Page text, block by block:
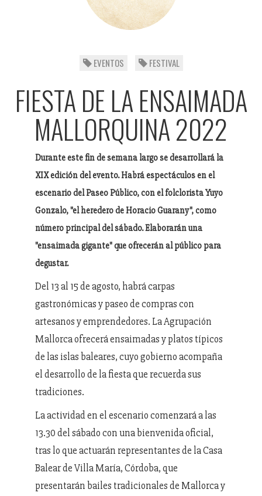
EVENTOS FESTIVAL
FIESTA DE LA ENSAIMADA
MALLORQUINA 2022
Durante este fin de semana largo se desarrollará la
XIX edición del evento. Habrá espectáculos en el
escenario del Paseo Público, con el folclorista Yuyo
Gonzalo, "el heredero de Horacio Guarany", como
número principal del sábado. Elaborarán una
"ensaimada gigante" que ofrecerán al público para
degustar.
Del 13 al 15 de agosto, habrá carpas
gastronómicas y paseo de compras con
artesanos y emprendedores. La Agrupación
Mallorca ofrecerá ensaimadas y platos típicos
de las islas baleares, cuyo gobierno acompaña
el desarrollo de la fiesta que recuerda sus
tradiciones.
La actividad en el escenario comenzará a las
13.30 del sábado con una bienvenida oficial,
tras lo que actuarán representantes de la Casa
Balear de Villa María, Córdoba, que
presentarán bailes tradicionales de Mallorca y